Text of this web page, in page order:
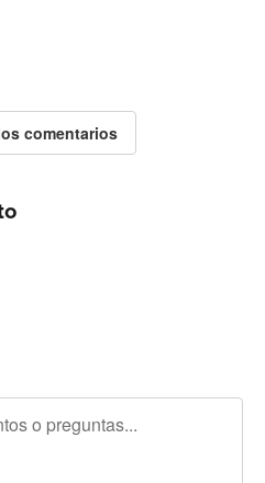
comentarios